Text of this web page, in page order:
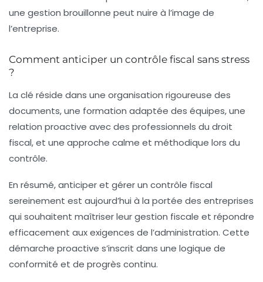
une gestion brouillonne peut nuire à l’image de
l’entreprise.
Comment anticiper un contrôle fiscal sans stress
?
La clé réside dans une organisation rigoureuse des
documents, une formation adaptée des équipes, une
relation proactive avec des professionnels du droit
fiscal, et une approche calme et méthodique lors du
contrôle.
En résumé, anticiper et gérer un contrôle fiscal
sereinement est aujourd’hui à la portée des entreprises
qui souhaitent maîtriser leurgestion fiscale et répondre
efficacement aux exigences de l’administration. Cette
démarche proactive s’inscrit dans une logique de
conformité et de progrès continu.